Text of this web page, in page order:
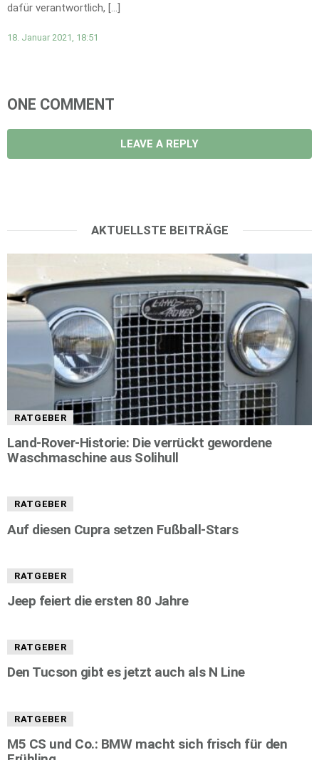
dafür verantwortlich, […]
18. Januar 2021, 18:51
ONE COMMENT
LEAVE A REPLY
AKTUELLSTE BEITRÄGE
RATGEBER
Land-Rover-Historie: Die verrückt gewordene
Waschmaschine aus Solihull
RATGEBER
Auf diesen Cupra setzen Fußball-Stars
RATGEBER
Jeep feiert die ersten 80 Jahre
RATGEBER
Den Tucson gibt es jetzt auch als N Line
RATGEBER
M5 CS und Co.: BMW macht sich frisch für den